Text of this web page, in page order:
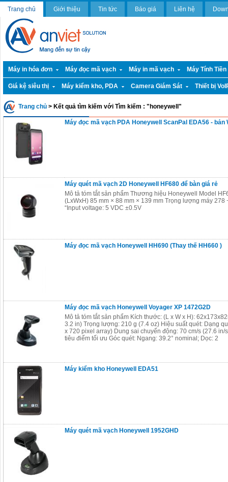
Trang chủ Giới thiệu Tin tức Báo giá Liên hệ
Máy in hóa đơn Máy đọc mã vạch Máy in mã vạch Máy Tính
Giá kệ siêu thị Máy kiểm kho, PDA Camera Giám Sát Thiết bị
Trang chủ > Kết quả tìm kiếm với Tìm kiếm : "honeywell"
Máy đọc mã vạch PDA Honeywell ScanPal EDA56 - bản
Máy quét mã vạch 2D Honeywell HF680 để bàn giá rẻ
Mô tả tóm tắt sản phẩm Thương hiệu Honeywell Model
(LxWxH) 85 mm × 88 mm × 139 mm Trọng lượng máy 278
“Input voltage: 5 VDC ±0.5V
Máy đọc mã vạch Honeywell HH690 (Thay thế HH660 )
Máy đọc mã vạch Honeywell Voyager XP 1472G2D
Mô tả tóm tắt sản phẩm Kích thước: (L x W x H):
3.2 in) Trọng lượng: 210 g (7.4 oz) Hiệu suất quét: Dạng
x 720 pixel array) Dung sai chuyển động: 70 cm/s (27.6 in/
tiêu điểm tối ưu Góc quét: Ngang: 39.2° nominal; Dọc: 2
Máy kiểm kho Honeywell EDA51
Máy quét mã vạch Honeywell 1952GHD